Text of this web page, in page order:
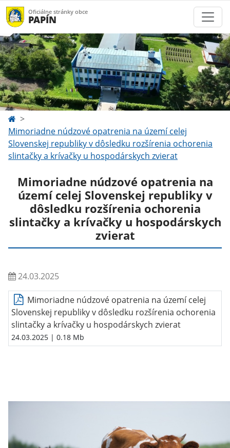
Oficiálne stránky obce
PAPÍN
Mimoriadne núdzové opatrenia na území celej
Slovenskej republiky v dôsledku rozšírenia ochorenia
slintačky a krívačky u hospodárskych zvierat
Mimoriadne núdzové opatrenia na
území celej Slovenskej republiky v
dôsledku rozšírenia ochorenia
slintačky a krívačky u hospodárskych
zvierat
24.03.2025
Mimoriadne núdzové opatrenia na území celej
Slovenskej republiky v dôsledku rozšírenia ochorenia
slintačky a krívačky u hospodárskych zvierat
24.03.2025 | 0.18 Mb